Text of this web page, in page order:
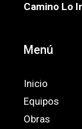
Camino Lo
Menú
Inicio
Equipos
Obras